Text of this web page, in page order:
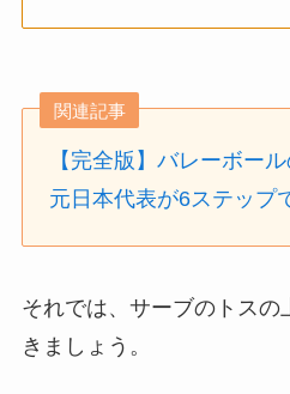
関連記事
【完全版】バレーボー
元日本代表が6ステップ
それでは、サーブのトスの
きましょう。